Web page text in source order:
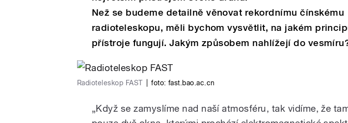
Než se budeme detailně věnovat rekordnímu čínskému
radioteleskopu, měli bychom vysvětlit, na jakém
přístroje fungují. Jakým způsobem nahlížejí do
Radioteleskop FAST foto:fast.bao.ac.cn
„Když se zamyslíme nad naší atmosféru, tak vidíme, že